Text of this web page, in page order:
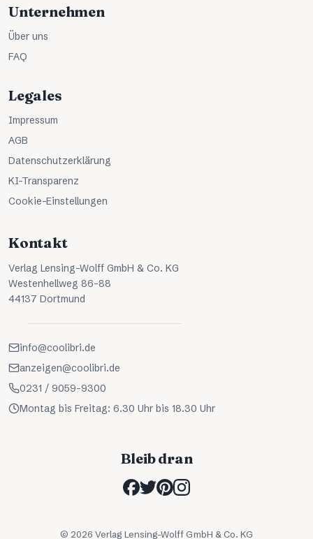
Unternehmen
Über uns
FAQ
Legales
Impressum
AGB
Datenschutzerklärung
KI-Transparenz
Cookie-Einstellungen
Kontakt
Verlag Lensing-Wolff GmbH & Co. KG
Westenhellweg 86-88
44137 Dortmund
info@coolibri.de
anzeigen@coolibri.de
0231 / 9059-9300
Montag bis Freitag: 6.30 Uhr bis 18.30 Uhr
Bleib dran
© 2026 Verlag Lensing-Wolff GmbH & Co. KG